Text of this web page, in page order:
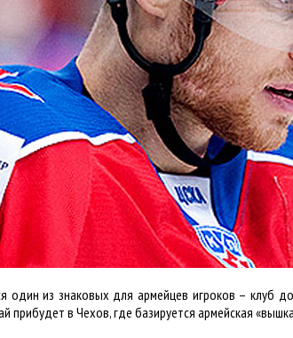
один из знаковых для армейцев игроков – клуб
прибудет в Чехов, где базируется армейская